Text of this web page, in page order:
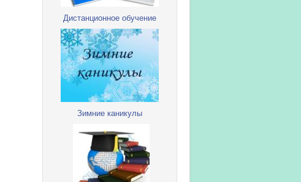
Дистанционное обучение
Зимние каникулы